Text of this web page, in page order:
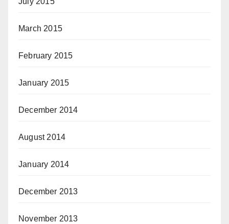
March 2015
February 2015
January 2015
December 2014
August 2014
January 2014
December 2013
November 2013